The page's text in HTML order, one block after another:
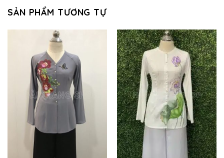
SẢN PHẨM TƯƠNG TỰ